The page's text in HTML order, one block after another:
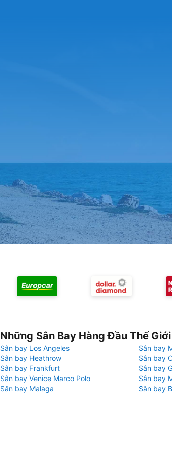
Những Sân Bay Hàng Đầu Thế Giới
Sân bay Los Angeles
Sân bay
Sân bay Heathrow
Sân bay
Sân bay Frankfurt
Sân bay
Sân bay Venice Marco Polo
Sân bay
Sân bay Malaga
Sân bay